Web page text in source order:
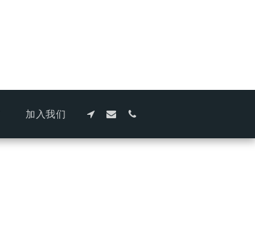
加入我们